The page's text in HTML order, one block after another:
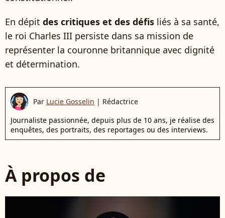
En dépit des critiques et des défis liés à sa santé,
le roi Charles III persiste dans sa mission de
représenter la couronne britannique avec dignité
et détermination.
Par Lucie Gosselin | Rédactrice
Journaliste passionnée, depuis plus de 10 ans, je réalise des
enquêtes, des portraits, des reportages ou des interviews.
À propos de